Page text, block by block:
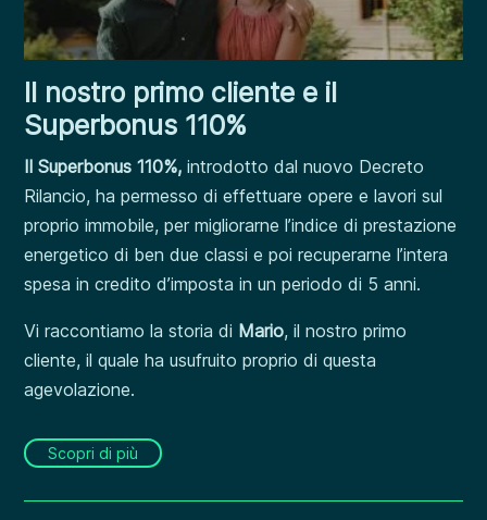
Il nostro primo cliente e il
Superbonus 110%
Il Superbonus 110%, introdotto dal nuovo Decreto
Rilancio, ha permesso di effettuare opere e lavori sul
proprio immobile, per migliorarne l’indice di prestazione
energetico di ben due classi e poi recuperarne l’intera
spesa in credito d’imposta in un periodo di 5 anni.
Vi raccontiamo la storia di Mario, il nostro primo
cliente, il quale ha usufruito proprio di questa
agevolazione.
Scopri di più